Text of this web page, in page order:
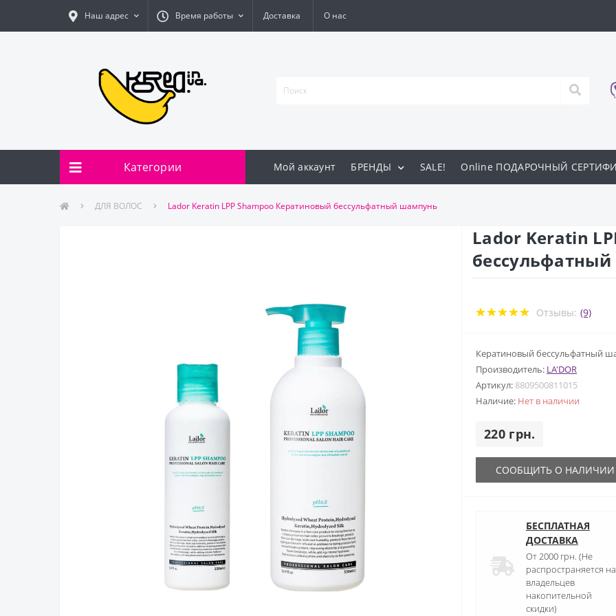
Наш адрес Время работы Доставка О нас
Категории Мой аккаунт БРЕНДЫ SALE! Online ПОДАРОЧНЫЙ
ДЛЯ ВОЛОС Lador Keratin LPP Shampoo Кератиновый бессульфатный шампунь
Lador Keratin
Отзывы: (9)
Кератиновый бессульфатный
Производитель: LA'DOR
Артикул: 8809500811015
Наличие: Нет в наличии
220 грн.
СООБЩИТЬ О НАЛИЧИИ
БЕСПЛАТНАЯ
ДОСТАВКА
От 2000 грн. (Не
распространяется на
владельцев
накопительной
скидки)